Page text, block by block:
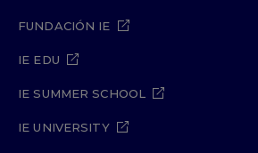
FUNDACIÓN IE
IE EDU
IE SUMMER SCHOOL
IE UNIVERSITY